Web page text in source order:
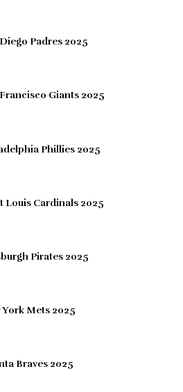
Padres 2025
Giants 2025
Phillies 2025
Louis Cardinals 2025
Pirates 2025
York Mets 2025
Braves 2025